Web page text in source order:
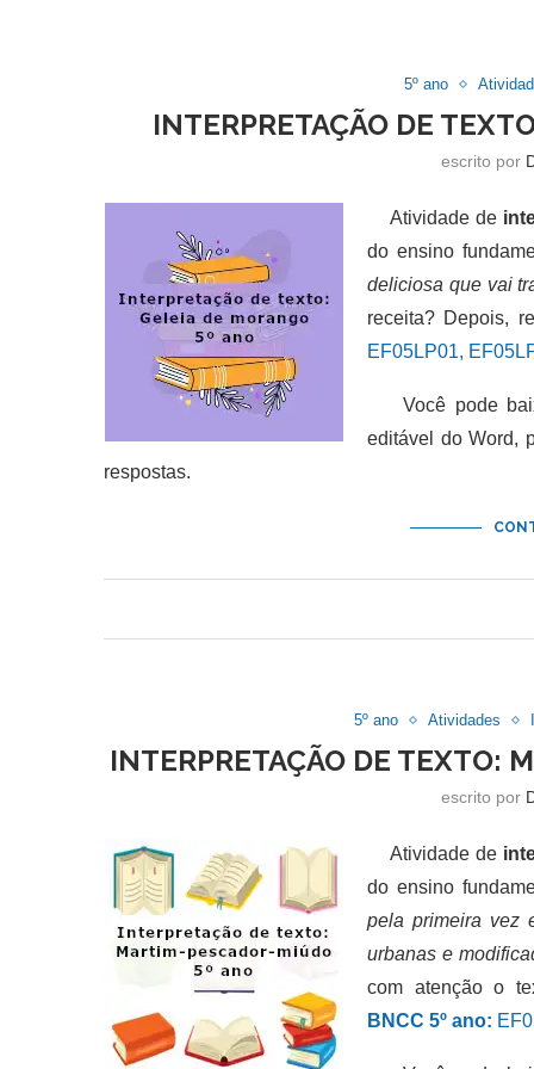
5º ano
INTERPRETAÇÃO DE
escrito por
Atividade de
do ensino
deliciosa que vai
receita? Depois,
EF05LP01,
Você pode
editável do Word,
respostas.
5º ano Atividades
INTERPRETAÇÃO DE TEXTO:
escrito por
Atividade de
do ensino
pela primeira vez
urbanas e
com atenção o
BNCC 5º ano: